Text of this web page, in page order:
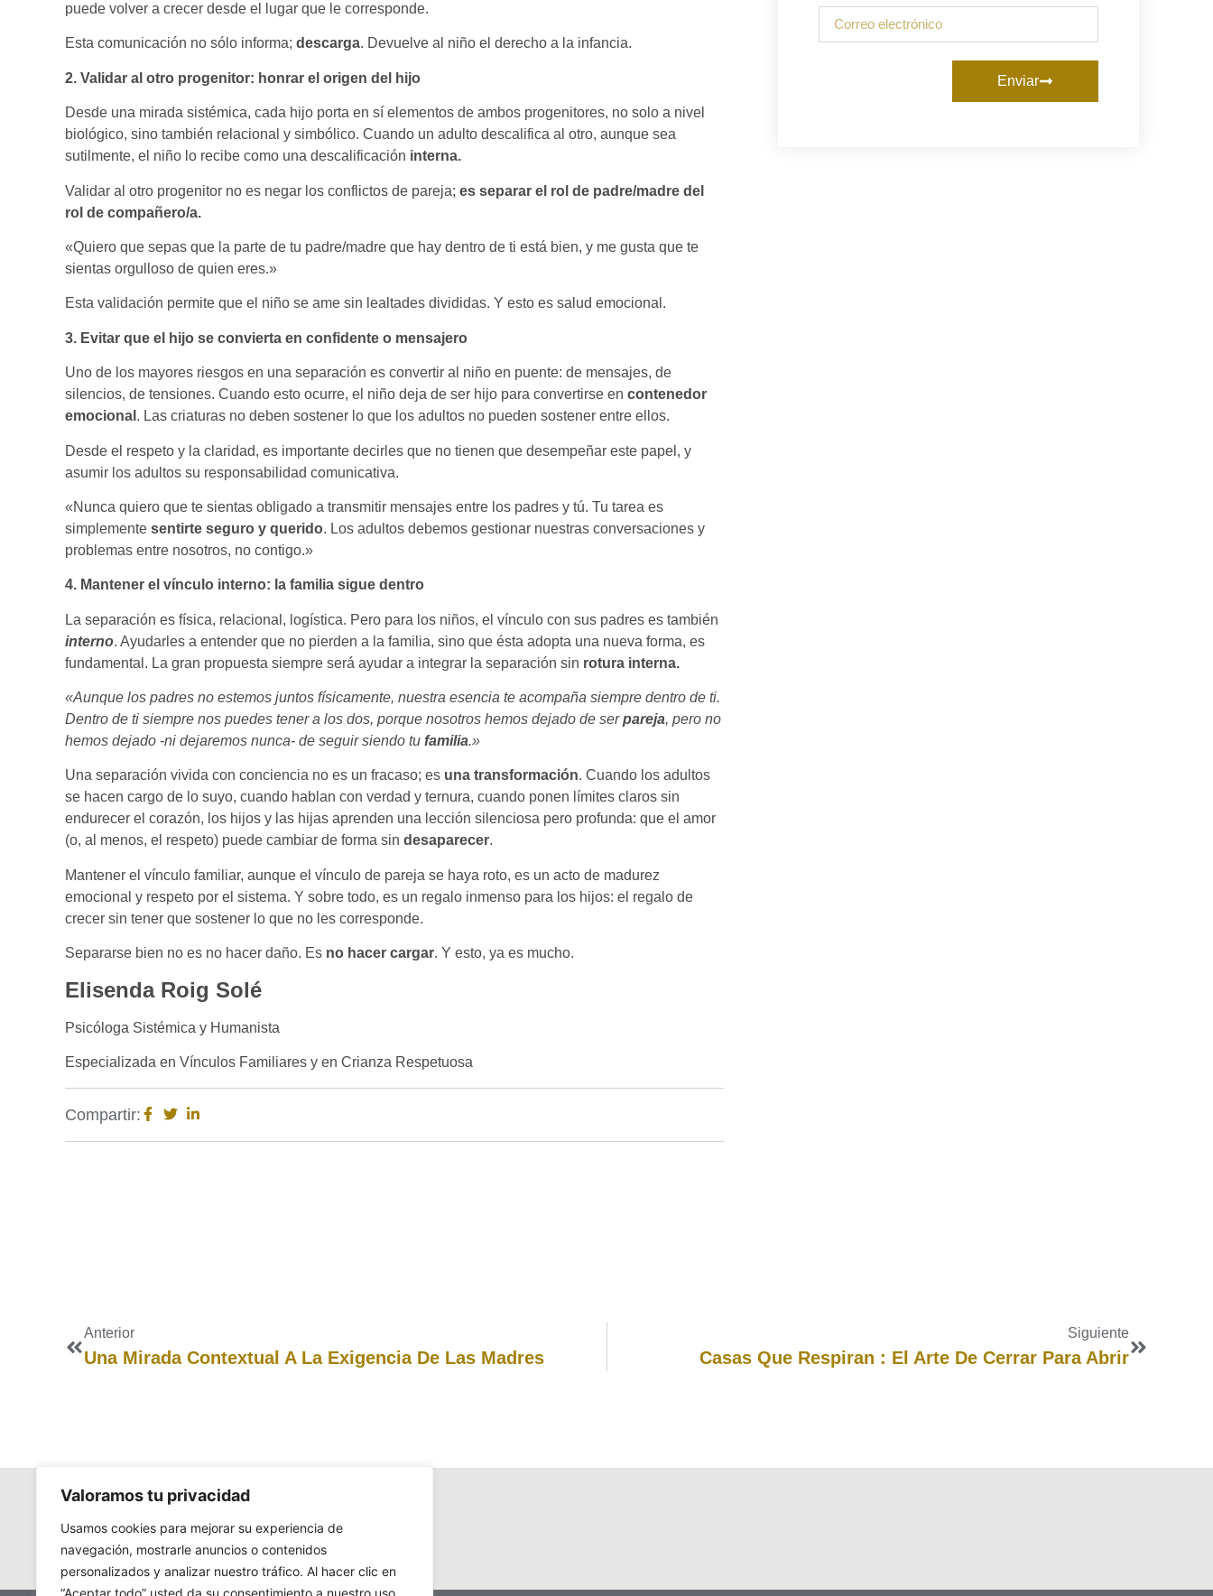
Valoramos tu privacidad
Usamos cookies para mejorar su experiencia de
navegación, mostrarle anuncios o contenidos
personalizados y analizar nuestro tráfico. Al hacer clic en
“Aceptar todo” usted da su consentimiento a nuestro uso
puede volver a crecer desde el lugar que le corresponde.
Esta comunicación no sólo informa; descarga. Devuelve al niño el derecho a la infancia.
2. Validar al otro progenitor: honrar el origen del hijo
Desde una mirada sistémica, cada hijo porta en sí elementos de ambos progenitores, no solo a nivel
biológico, sino también relacional y simbólico. Cuando un adulto descalifica al otro, aunque sea
sutilmente, el niño lo recibe como una descalificación interna.
Validar al otro progenitor no es negar los conflictos de pareja; es separar el rol de padre/madre del
rol de compañero/a.
«Quiero que sepas que la parte de tu padre/madre que hay dentro de ti está bien, y me gusta que te
sientas orgulloso de quien eres.»
Esta validación permite que el niño se ame sin lealtades divididas. Y esto es salud emocional.
3. Evitar que el hijo se convierta en confidente o mensajero
Uno de los mayores riesgos en una separación es convertir al niño en puente: de mensajes, de
silencios, de tensiones. Cuando esto ocurre, el niño deja de ser hijo para convertirse en contenedor
emocional . Las criaturas no deben sostener lo que los adultos no pueden sostener entre ellos.
Desde el respeto y la claridad, es importante decirles que no tienen que desempeñar este papel, y
asumir los adultos su responsabilidad comunicativa.
«Nunca quiero que te sientas obligado a transmitir mensajes entre los padres y tú. Tu tarea es
simplemente sentirte seguro y querido. Los adultos debemos gestionar nuestras conversaciones y
problemas entre nosotros, no contigo.»
4. Mantener el vínculo interno: la familia sigue dentro
La separación es física, relacional, logística. Pero para los niños, el vínculo con sus padres es también
interno. Ayudarles a entender que no pierden a la familia, sino que ésta adopta una nueva forma, es
fundamental. La gran propuesta siempre será ayudar a integrar la separación sin rotura interna.
«Aunque los padres no estemos juntos físicamente, nuestra esencia te acompaña siempre dentro de ti.
Dentro de ti siempre nos puedes tener a los dos, porque nosotros hemos dejado de serpareja, pero no
hemos dejado -ni dejaremos nunca- de seguir siendo tu familia.»
Una separación vivida con conciencia no es un fracaso; es una transformación. Cuando los adultos
se hacen cargo de lo suyo, cuando hablan con verdad y ternura, cuando ponen límites claros sin
endurecer el corazón, los hijos y las hijas aprenden una lección silenciosa pero profunda: que el amor
(o, al menos, el respeto) puede cambiar de forma sin desaparecer.
Mantener el vínculo familiar, aunque el vínculo de pareja se haya roto, es un acto de madurez
emocional y respeto por el sistema. Y sobre todo, es un regalo inmenso para los hijos: el regalo de
crecer sin tener que sostener lo que no les corresponde.
Separarse bien no es no hacer daño. Es no hacer cargar. Y esto, ya es mucho.
Elisenda Roig Solé
Psicóloga Sistémica y Humanista
Especializada en Vínculos Familiares y en Crianza Respetuosa
Compartir:
Enviar
Anterior
Una Mirada Contextual A La Exigencia De Las Madres
Siguiente
Casas Que Respiran : El Arte De Cerrar Para Abrir